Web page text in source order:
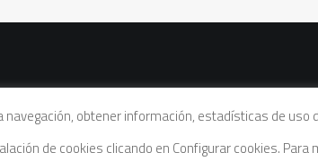
de privacidad|Política de cookies|Condiciones legales
obtener información, estadísticas de
de cookies clicando en Configurar cookies.